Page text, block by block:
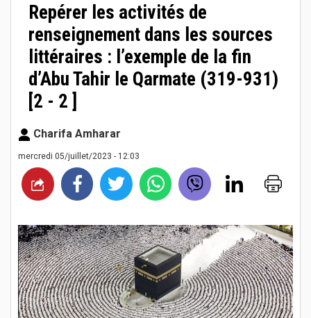
Repérer les activités de
renseignement dans les sources
littéraires : l’exemple de la fin
d’Abu Tahir le Qarmate (319-931)
[2 - 2 ]
Charifa Amharar
mercredi 05/juillet/2023 - 12:03